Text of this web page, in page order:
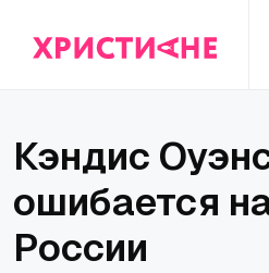
Кэндис
ошибается
России